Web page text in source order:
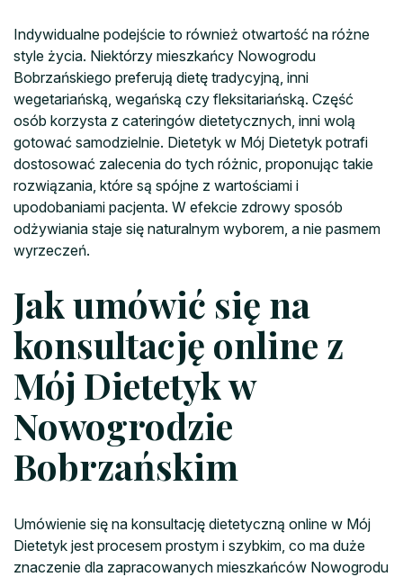
Indywidualne podejście to również otwartość na różne
style życia. Niektórzy mieszkańcy Nowogrodu
Bobrzańskiego preferują dietę tradycyjną, inni
wegetariańską, wegańską czy fleksitariańską. Część
osób korzysta z cateringów dietetycznych, inni wolą
gotować samodzielnie. Dietetyk w Mój Dietetyk potrafi
dostosować zalecenia do tych różnic, proponując takie
rozwiązania, które są spójne z wartościami i
upodobaniami pacjenta. W efekcie zdrowy sposób
odżywiania staje się naturalnym wyborem, a nie pasmem
wyrzeczeń.
Jak umówić się na
konsultację online z
Mój Dietetyk w
Nowogrodzie
Bobrzańskim
Umówienie się na konsultację dietetyczną online w Mój
Dietetyk jest procesem prostym i szybkim, co ma duże
znaczenie dla zapracowanych mieszkańców Nowogrodu